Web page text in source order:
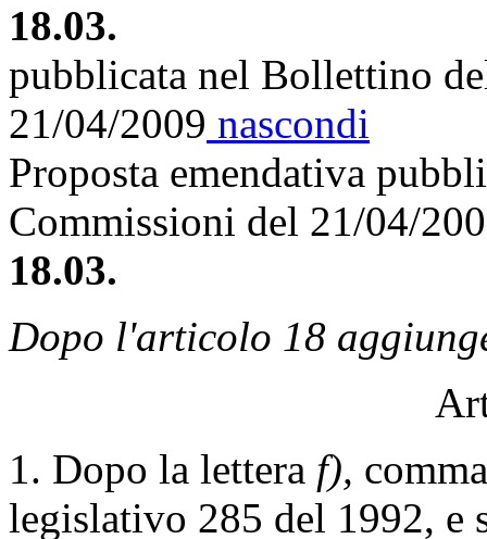
18.03.
pubblicata nel Bollettino
21/04/2009 nascondi
Proposta emendativa
Commissioni del 21/04/
18.03.
Dopo l'articolo 18
1. Dopo la lettera f),
legislativo 285 del 1992, e